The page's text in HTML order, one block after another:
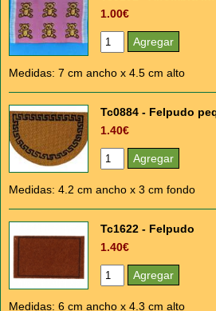
1.00€
Medidas: 7 cm ancho x 4.5 cm alto
Tc0884 - Felpudo
1.40€
Medidas: 4.2 cm ancho x 3 cm fondo
Tc1622 - Felpudo
1.40€
Medidas: 6 cm ancho x 4.3 cm alto